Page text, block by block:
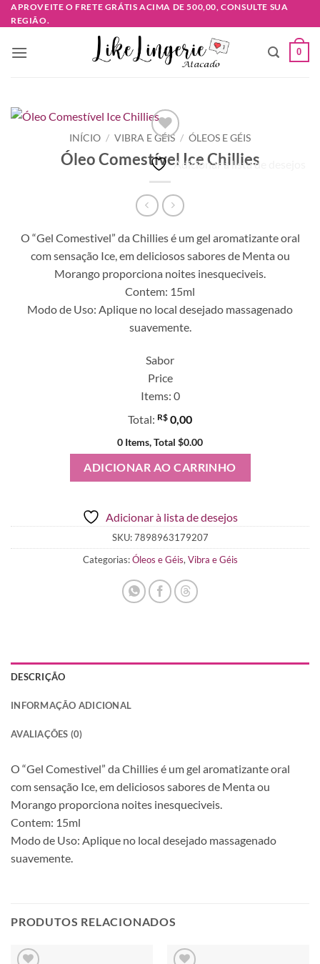
Skip
to
APROVEITE O FRETE GRÁTIS ACIMA DE 500,00, CONSULTE SUA
REGIÃO.
0
Adicionar à lista de desejos
INÍCIO / VIBRA E GÉIS / ÓLEOS E GÉIS
Óleo Comestível Ice Chillies
O “Gel Comestivel” da Chillies é um gel aromatizante oral
com sensação Ice, em deliciosos sabores de Menta ou
Morango proporciona noites inesqueciveis.
Contem: 15ml
Modo de Uso: Aplique no local desejado massagenado
suavemente.
Sabor
Price
Items: 0
Total: R$ 0,00
0 Items, Total $0.00
ADICIONAR AO CARRINHO
Adicionar à lista de desejos
SKU:7898963179207
Categorias:Óleos e Géis, Vibra e Géis
DESCRIÇÃO
INFORMAÇÃO ADICIONAL
AVALIAÇÕES (0)
O “Gel Comestivel” da Chillies é um gel aromatizante oral
com sensação Ice, em deliciosos sabores de Menta ou
Morango proporciona noites inesqueciveis.
Contem: 15ml
Modo de Uso: Aplique no local desejado massagenado
suavemente.
PRODUTOS RELACIONADOS